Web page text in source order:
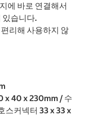
에 바로 연결해서
있습니다.
리해 사용하지 않
x 40 x 230mm / 수
스커넥터 33 x 33 x